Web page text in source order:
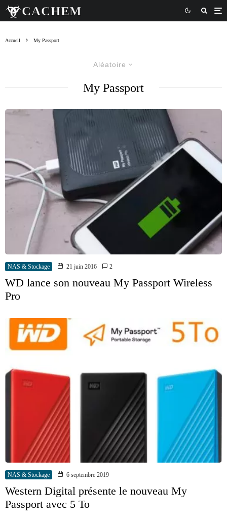
Accueil My Passport
Aléatoire
My Passport
NAS & Stockage 21 juin 2016 2
WD lance son nouveau My Passport Wireless
Pro
NAS & Stockage 6 septembre 2019
Western Digital présente le nouveau My
Passport avec 5 To